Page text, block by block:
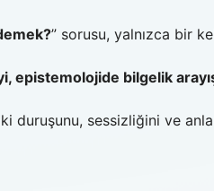
” sorusu, yalnızca bir
epistemolojide bilgelik
duruşunu, sessizliğini ve